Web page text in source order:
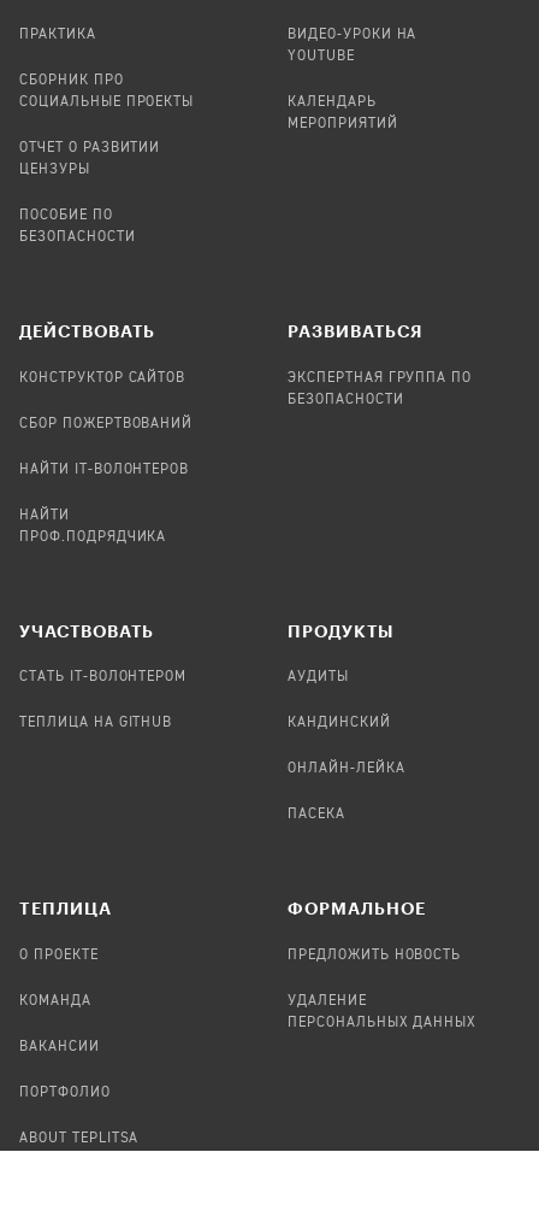
ПРАКТИКА
СБОРНИК ПРО
СОЦИАЛЬНЫЕ ПРОЕКТЫ
ОТЧЕТ О РАЗВИТИИ
ЦЕНЗУРЫ
ПОСОБИЕ ПО
БЕЗОПАСНОСТИ
ВИДЕО-УРОКИ НА
YOUTUBE
КАЛЕНДАРЬ
МЕРОПРИЯТИЙ
ДЕЙСТВОВАТЬ
КОНСТРУКТОР САЙТОВ
СБОР ПОЖЕРТВОВАНИЙ
НАЙТИ IT-ВОЛОНТЕРОВ
НАЙТИ
ПРОФ.ПОДРЯДЧИКА
РАЗВИВАТЬСЯ
ЭКСПЕРТНАЯ ГРУППА ПО
БЕЗОПАСНОСТИ
УЧАСТВОВАТЬ
СТАТЬ IT-ВОЛОНТЕРОМ
ТЕПЛИЦА НА GITHUB
ПРОДУКТЫ
АУДИТЫ
КАНДИНСКИЙ
ОНЛАЙН-ЛЕЙКА
ПАСЕКА
TЕПЛИЦА
О ПРОЕКТЕ
КОМАНДА
ВАКАНСИИ
ПОРТФОЛИО
ABOUT TEPLITSA
ФОРМАЛЬНОЕ
ПРЕДЛОЖИТЬ НОВОСТЬ
УДАЛЕНИЕ
ПЕРСОНАЛЬНЫХ ДАННЫХ